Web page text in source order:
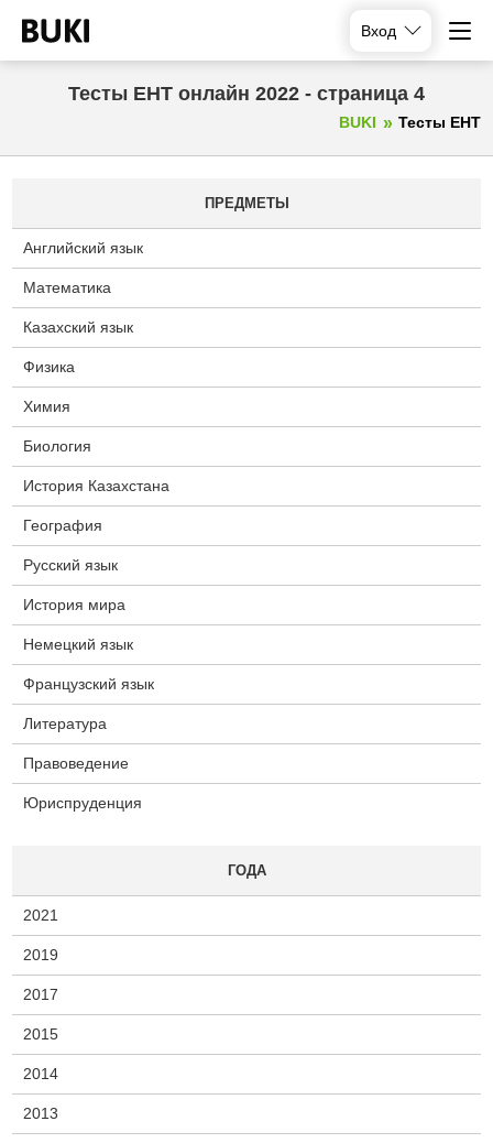
Вход
Тесты ЕНТ онлайн 2022 - страница 4
BUKI Тесты ЕНТ
ПРЕДМЕТЫ
Английский язык
Математика
Казахский язык
Физика
Химия
Биология
История Казахстана
География
Русский язык
История мира
Немецкий язык
Французский язык
Литература
Правоведение
Юриспруденция
ГОДА
2021
2019
2017
2015
2014
2013